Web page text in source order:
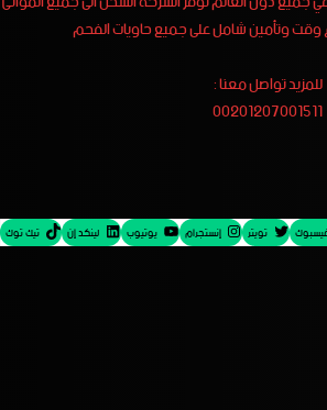
وقت وتأمين شامل على جميع حاويات الفحم
للمزيد تواصل معنا :
00201207001511
تويتر إنستجرام يوتيوب لينكد إن تيك توك